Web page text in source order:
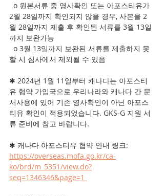
2월 28일까지 확인되지 않을 경우, 사본을 2
월 28일까지 제출 후 확인된 서류를 3월 13일
까지 보완가능
할 시 심사에서 제외될 수 있음
✱︎ 2024년 1월 11일부터 캐나다는 아포스티
유 협약 가입국으로 우리나라와 캐나다 간 문
서사용에 있어 기존 영사확인이 아닌 아포스
티유 확인이 적용되었습니다. GKS-G 지원 서
류 준비에 참고 바랍니다.
✱︎ 캐나다 아포스티유 협약 안내 링크:
https://overseas.mofa.go.kr/ca-
ko/brd/m_5351/view.do?
seq=1346346&page=1